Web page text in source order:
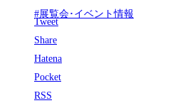
#展覧会･イベント情報
Tweet
Share
Hatena
Pocket
RSS